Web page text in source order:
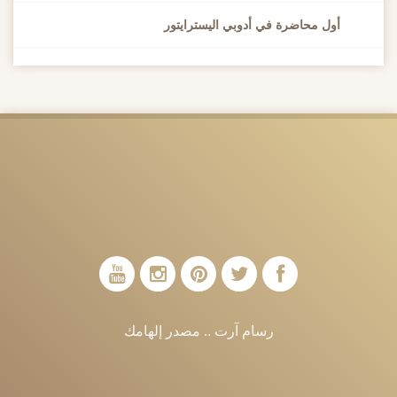
أول محاضرة في أدوبي اليسترايتور
رسام آرت .. مصدر إلهامك